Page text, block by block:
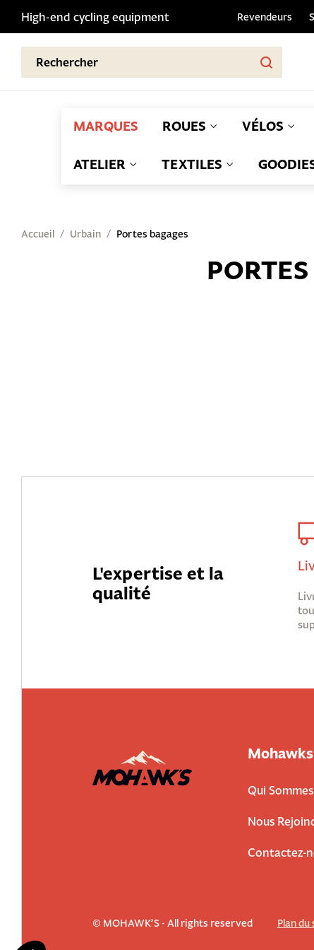
High-end cycling equipment Revendeurs
MARQUES ROUES VÉLOS
ATELIER TEXTILES
Accueil Urbain Portes bagages
L'expertise et la
qualité
Mohawks
Qui
Nous
Contactez-
© MOHAWK’S - All rights reserved Plan du